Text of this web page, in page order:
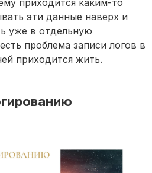
приходится каким-то
эти данные наверх и
уже в отдельную
проблема записи логов в
приходится жить.